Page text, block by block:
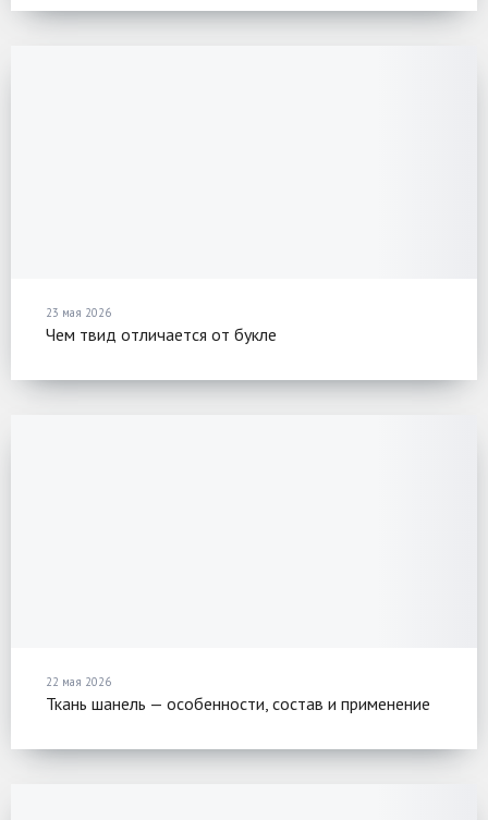
23 мая 2026
Чем твид отличается от букле
22 мая 2026
Ткань шанель — особенности, состав и применение